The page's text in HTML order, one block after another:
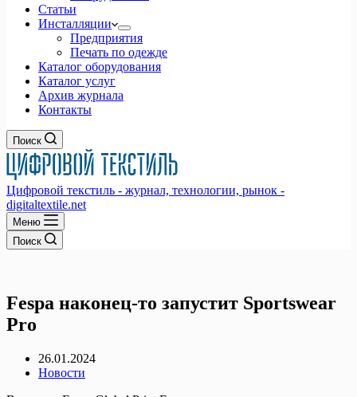
Статьи
Инсталляции
Предприятия
Печать по одежде
Каталог оборудования
Каталог услуг
Архив журнала
Контакты
Поиск
Цифровой текстиль - журнал, технологии, рынок -
digitaltextile.net
Меню
Поиск
Fespa наконец-то запустит Sportswear
Pro
26.01.2024
Новости